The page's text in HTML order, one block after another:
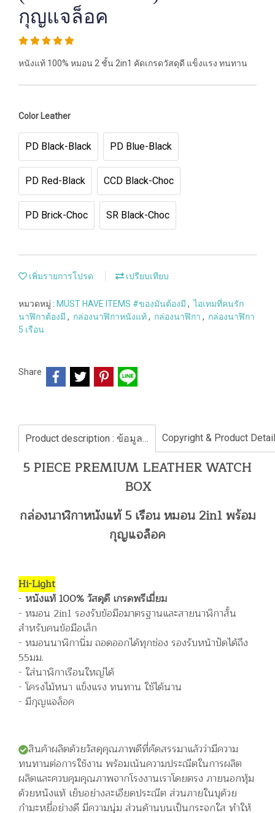
กุญแจล็อค
หนังแท้ 100% หมอน 2 ชั้น 2in1 คัดเกรดวัสดุดี แข็งแรง ทนทาน
Color Leather
PD Black-Black PD Blue-Black
PD Red-Black CCD Black-Choc
PD Brick-Choc SR Black-Choc
เพิ่มรายการโปรด เปรียบเทียบ
หมวดหมู่ : MUST HAVE ITEMS #ของมันต้องมี , ไอเทมที่คนรัก
นาฬิกาต้องมี , กล่องนาฬิกาหนังแท้, กล่องนาฬิกา , กล่องนาฬิกา
5 เรือน
Share
Product description : ข้อมูลสินค้า
5 PIECE PREMIUM LEATHER WATCH
BOX
กล่องนาฬิกาหนังแท้ 5 เรือน หมอน 2in1 พร้อม
กุญแจล็อค
Hi-Light
- หนังแท้ 100% วัสดุดี เกรดพรีเมี่ยม
- หมอน 2in1 รองรับข้อมือมาตรฐานและสายนาฬิกาสั้น
สำหรับคนข้อมือเล็ก
- หมอนนาฬิกานิ่ม ถอดออกได้ทุกช่อง รองรับหน้าปัดได้ถึง
55มม.
- ใส่นาฬิกาเรือนใหญ่ได้
- โครงไม้หนา แข็งแรง ทนทาน ใช้ได้นาน
- มีกุญแจล็อค
สินค้าผลิตด้วยวัสดุคุณภาพดีที่คัดสรรมาแล้วว่ามีความ
ทนทานต่อการใช้งาน พร้อมเน้นความประณีตในการผลิต
ผลิตและควบคุมคุณภาพจากโรงงานเราโดยตรง ภายนอกหุ้ม
ด้วยหนังแท้ เย็บอย่างละเอียดประณีต ส่วนภายในบุด้วย
กำมะหยี่อย่างดี มีความนุ่ม ส่วนด้านบนเป็นกระจกใส ทำให้